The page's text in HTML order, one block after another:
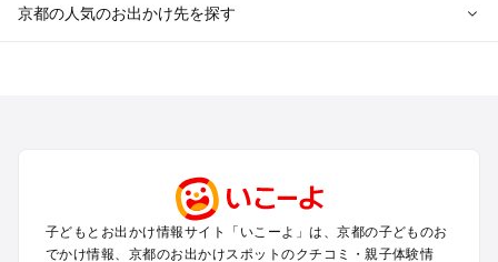
京都の人気のお出かけ先を探す
天橋立・舞鶴・丹後半島のプールお出かけ
福知山・綾部のプールお出かけ
亀岡・湯の花・美山・丹波のプールお出かけ
子どもとお出かけ情報サイト「いこーよ」は、京都の子どものお
でかけ情報、京都のお出かけスポットのクチコミ・親子体験情